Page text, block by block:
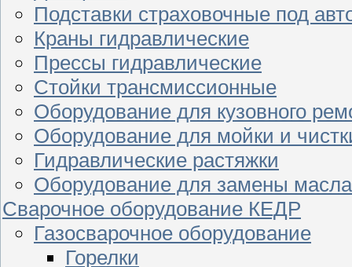
Подставки страховочные под
Краны гидравлические
Прессы гидравлические
Стойки трансмиссионные
Оборудование для кузовного
Оборудование для мойки и
Гидравлические растяжки
Оборудование для замены масла
Сварочное оборудование КЕДР
Газосварочное оборудование
Горелки